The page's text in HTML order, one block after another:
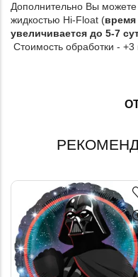
Дополнительно Вы можете
жидкостью Hi-Float (время
увеличивается до 5-7
Стоимость обработки -